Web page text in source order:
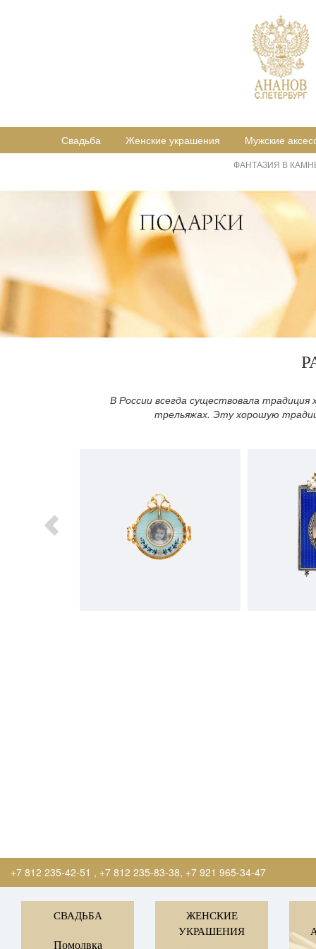
Свадьба Женские украшения Мужские
ФАНТАЗИЯ В
В России всегда существовала
трельяжах. Эту хорошую
+7 812 235-42-51 , +7 812 235-83-38, +7 921 965-34-47
СВАДЬБА
Помолвка
ЖЕНСКИЕ
УКРАШЕНИЯ